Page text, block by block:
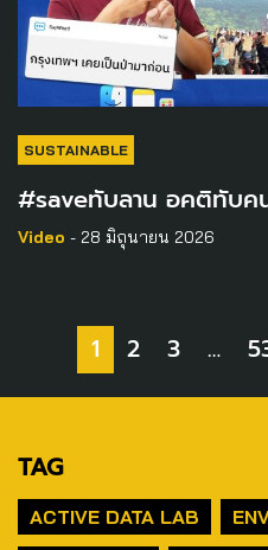
SUSTAINABLE
#saveทับลาน อคติทับค
Video - 28 มิถุนายน 2026
1 2 3 …
TAG
ACTIVE DATA LAB